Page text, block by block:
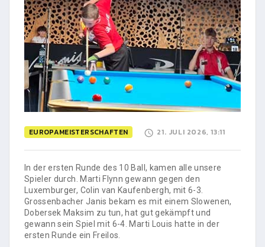
EUROPAMEISTERSCHAFTEN 21. JULI 2026, 13:11
In der ersten Runde des 10 Ball, kamen alle unsere
Spieler durch. Marti Flynn gewann gegen den
Luxemburger, Colin van Kaufenbergh, mit 6-3.
Grossenbacher Janis bekam es mit einem Slowenen,
Dobersek Maksim zu tun, hat gut gekämpft und
gewann sein Spiel mit 6-4. Marti Louis hatte in der
ersten Runde ein Freilos.